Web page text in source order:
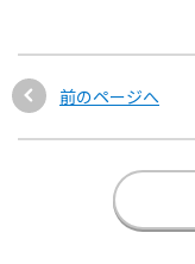
前のページへ